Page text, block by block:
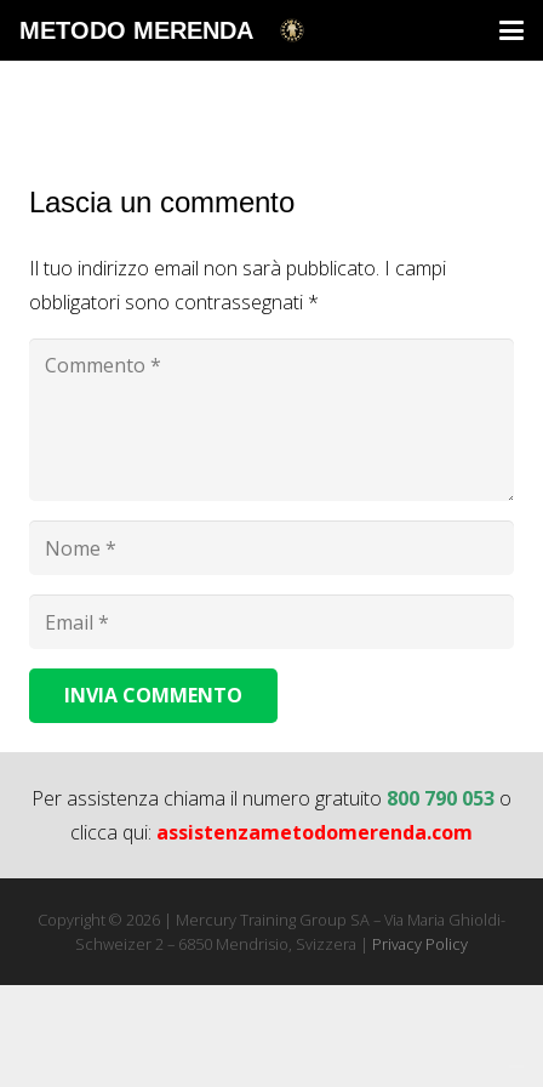
METODO MERENDA
Lascia un commento
Il tuo indirizzo email non sarà pubblicato. I campi
obbligatori sono contrassegnati *
INVIA COMMENTO
Per assistenza chiama il numero gratuito 800 790 053 o
clicca qui: assistenzametodomerenda.com
Copyright © 2026 | Mercury Training Group SA – Via Maria Ghioldi-
Schweizer 2 – 6850 Mendrisio, Svizzera | Privacy Policy